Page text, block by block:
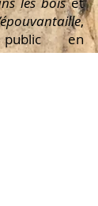
,
public en
a rencontré